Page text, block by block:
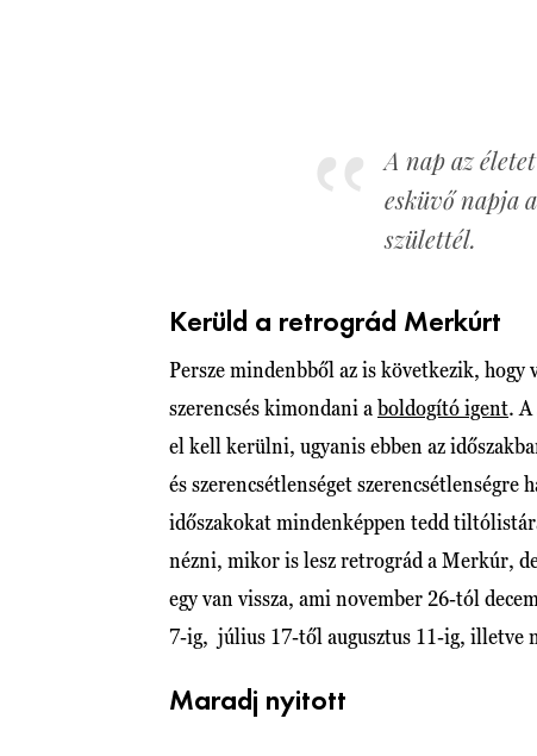
A nap az
esküvő napja
születtél.
Kerüld a retrográd Merkúrt
Persze mindenbből az is következik,
szerencsés kimondani a boldogító igent.
el kell kerülni, ugyanis ebben az
és szerencsétlenséget szerencsétlenségre
időszakokat mindenképpen tedd
nézni, mikor is lesz retrográd a Merkúr,
egy van vissza, ami november 26-tól
7-ig, július 17-től augusztus 11-ig, illetve
Maradj nyitott